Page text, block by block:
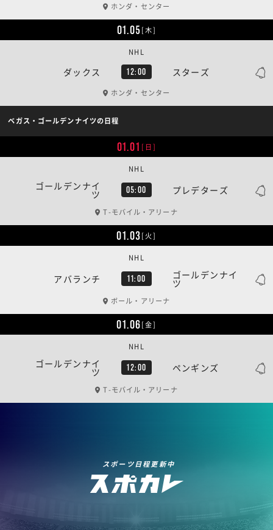
ホンダ・センター
01.05[木]
ダックス 12:00 スターズ
NHL
ホンダ・センター
ベガス・ゴールデンナイツの日程
01.01 [日]
ゴールデンナイ
ツ 05:00 プレデターズ
NHL
T-モバイル・アリーナ
01.03[火]
アバランチ 11:00 ゴールデンナイ
ツ
NHL
ボール・アリーナ
01.06[金]
ゴールデンナイ
ツ 12:00 ペンギンズ
NHL
T-モバイル・アリーナ
スポーツ日程更新中